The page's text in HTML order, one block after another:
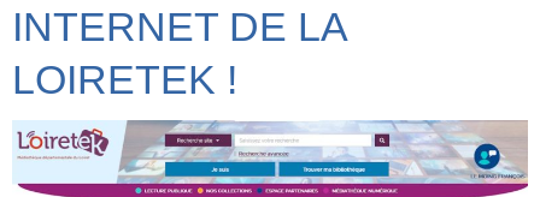
INTERNET DE LA
LOIRETEK !